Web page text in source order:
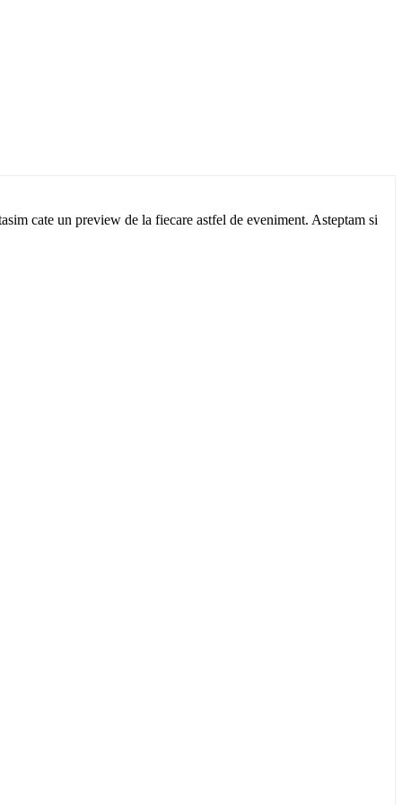
cate un preview de la fiecare astfel de eveniment. Asteptam si